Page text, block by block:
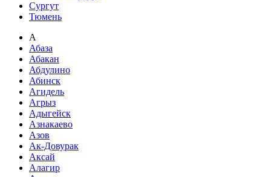
Сургут
Тюмень
А
Абаза
Абакан
Абдулино
Абинск
Агидель
Агрыз
Адыгейск
Азнакаево
Азов
Ак-Довурак
Аксай
Алагир